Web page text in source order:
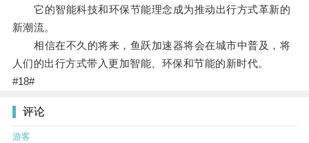
它的智能科技和环保节能理念成为推动出行方式革新的
新潮流。
相信在不久的将来，鱼跃加速器将会在城市中普及，将
人们的出行方式带入更加智能、环保和节能的新时代。
#18#
评论
游客